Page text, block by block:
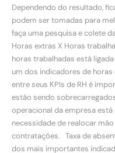
Dependendo do resultado,
podem ser tomadas para
faça uma pesquisa e colete
Horas extras X Horas
horas trabalhadas está
um dos indicadores de
entre seus KPIs de RH é
estão sendo
operacional da empresa
necessidade de realocar
contratações. Taxa de
dos mais importantes